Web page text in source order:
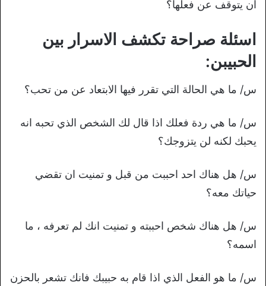
ان يتوقف عن فعلها؟
اسئلة صراحة تكشف الاسرار بين
الحبيبن:
س/ ما هي الحالة التي تقرر فيها الابتعاد عن من تحب؟
س/ ما هي ردة فعلك اذا قال لك الشخص الذي تحبه انه
يحبك لكنه لن يتزوجك؟
س/ هل هناك احد احببت من قبل و تمنيت ان تقضي
حياتك معه؟
س/ هل هناك شخص احببته و تمنيت انك لم تعرفه ، ما
اسمه؟
س/ ما هو الفعل الذي اذا قام به حبيبك فانك تشعر بالحزن